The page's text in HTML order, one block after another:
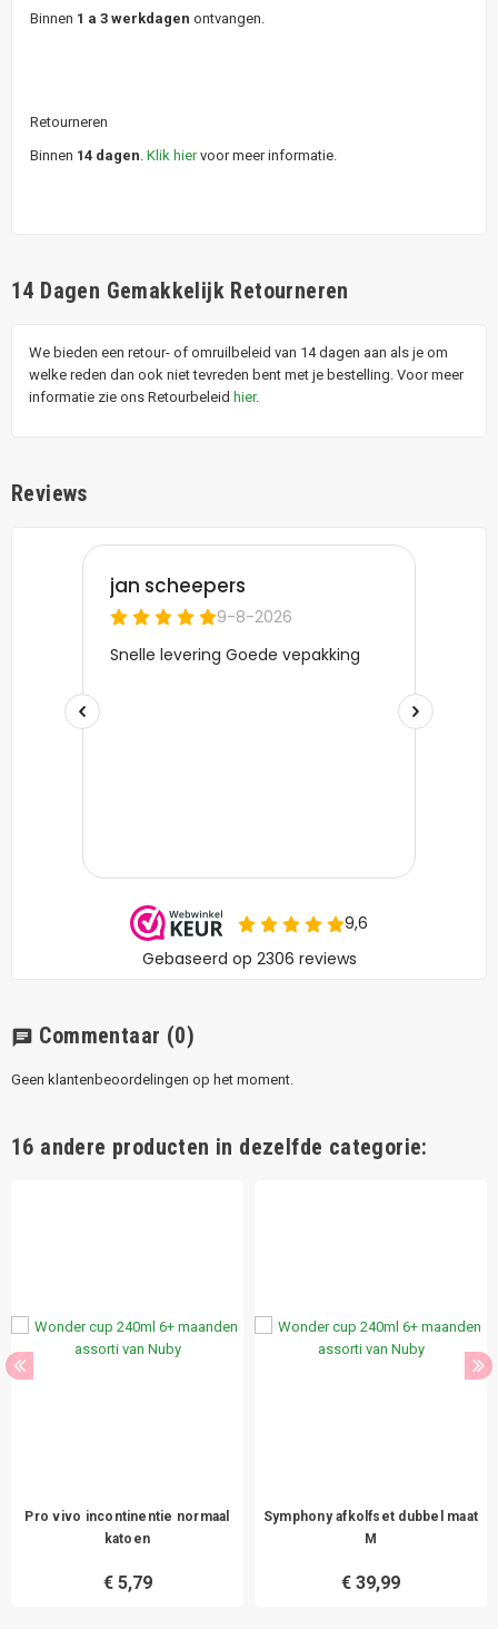
Binnen 1 a 3 werkdagen ontvangen.
Retourneren
Binnen 14 dagen Klik hiervoor meer informatie.
14 Dagen Gemakkelijk Retourneren
We bieden een retour- of omruilbeleid van 14 dagen aan als je om
welke reden dan ook niet tevreden bent met je bestelling. Voor meer
informatie zie ons Retourbeleid hier.
Reviews
chat Commentaar (0)
Geen klantenbeoordelingen op het moment.
16 andere producten in dezelfde categorie:
Pro vivo incontinentie normaal
katoen
€ 5,79
Symphony afkolfset dubbel maat
M
€ 39,99